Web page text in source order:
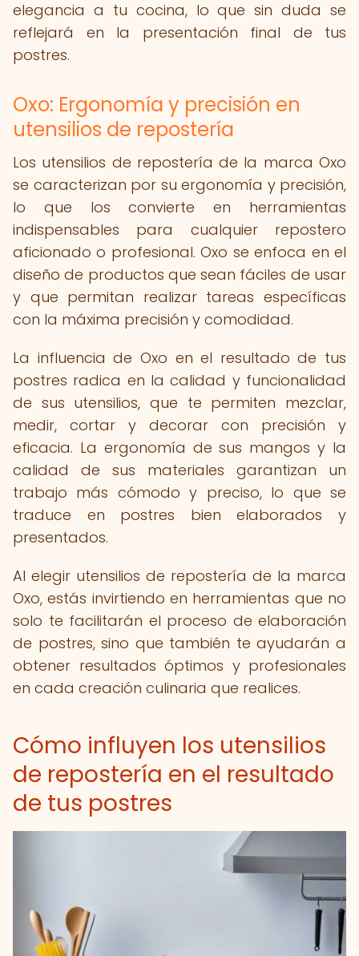
elegancia a tu cocina, lo que sin duda se
reflejará en la presentación final de tus
postres.
Oxo: Ergonomía y precisión en
utensilios de repostería
Los utensilios de repostería de la marca Oxo
se caracterizan por su ergonomía y precisión,
lo que los convierte en herramientas
indispensables para cualquier repostero
aficionado o profesional. Oxo se enfoca en el
diseño de productos que sean fáciles de usar
y que permitan realizar tareas específicas
con la máxima precisión y comodidad.
La influencia de Oxo en el resultado de tus
postres radica en la calidad y funcionalidad
de sus utensilios, que te permiten mezclar,
medir, cortar y decorar con precisión y
eficacia. La ergonomía de sus mangos y la
calidad de sus materiales garantizan un
trabajo más cómodo y preciso, lo que se
traduce en postres bien elaborados y
presentados.
Al elegir utensilios de repostería de la marca
Oxo, estás invirtiendo en herramientas que no
solo te facilitarán el proceso de elaboración
de postres, sino que también te ayudarán a
obtener resultados óptimos y profesionales
en cada creación culinaria que realices.
Cómo influyen los utensilios
de repostería en el resultado
de tus postres